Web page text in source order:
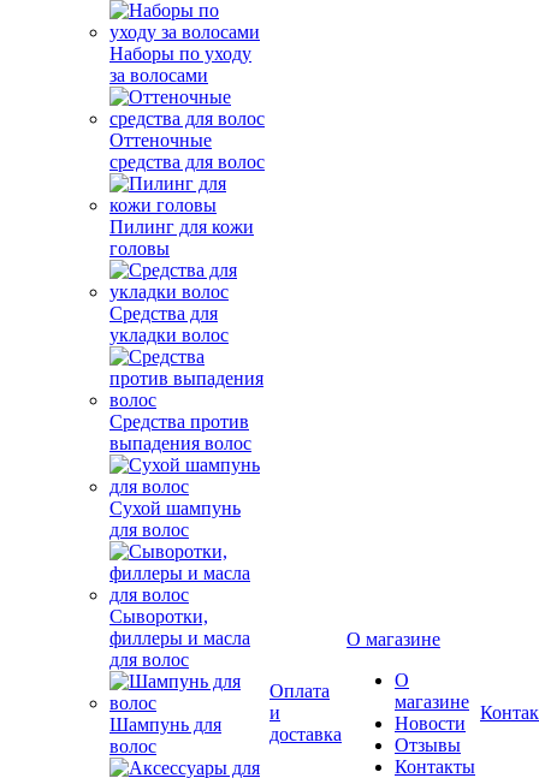
Наборы по уходу
за волосами
Оттеночные
средства для волос
Пилинг для кожи
головы
Средства для
укладки волос
Средства против
выпадения волос
Сухой шампунь
для волос
Сыворотки,
филлеры и масла
для волос
Шампунь для
волос
Оплата
и
доставка
О магазине
О
магазине
Новости
Отзывы
Контакты